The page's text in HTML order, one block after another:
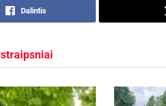
Dalintis
straipsniai